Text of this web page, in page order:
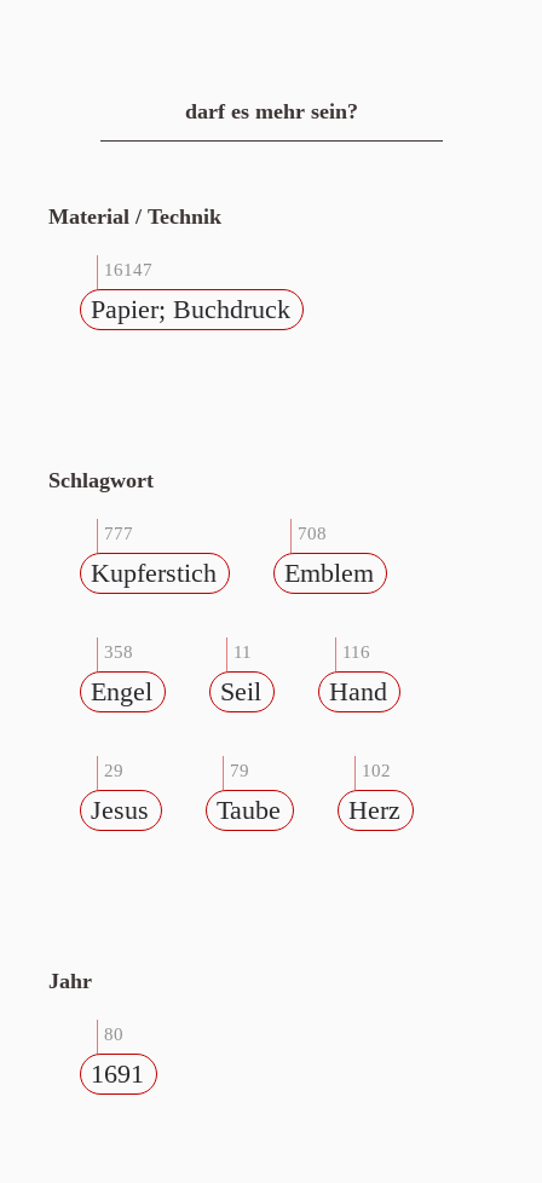
darf es mehr sein?
Material / Technik
16147
Papier; Buchdruck
Schlagwort
777
Kupferstich
708
Emblem
358
Engel
11
Seil
116
Hand
29
Jesus
79
Taube
102
Herz
Jahr
80
1691